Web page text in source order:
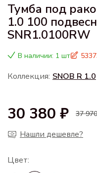
Тумба под
1.0 100
SNR1.0100RW
В наличии: 1 шт
Коллекция: SNOB R 1.0
30 380 ₽ 37
Нашли дешевле?